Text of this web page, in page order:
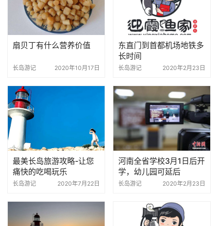
扇贝丁有什么营养价值
长岛游记 2020年10月17日
东直门到首都机场地铁多
长时间
长岛游记 2020年2月23日
最美长岛旅游攻略-让您
痛快的吃喝玩乐
长岛游记 2020年7月22日
河南全省学校3月1日后开
学，幼儿园可延后
长岛游记 2020年2月23日